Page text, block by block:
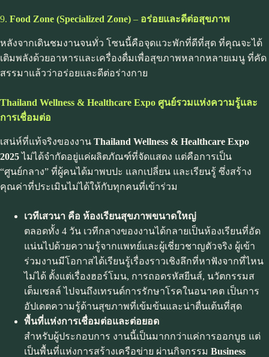
9. Food Zone (Specialized Zone) – อร่อยและดีต่อสุขภาพ
หลังจากเดินชมงานจนทั่ว โซนนี้คือจุดแวะพักที่ดีที่สุด ที่คุณจะได้
เติมพลังด้วยอาหารและเครื่องดื่มเพื่อสุขภาพหลากหลายเมนู ที่คัด
สรรมาแล้วว่าอร่อยและดีต่อร่างกาย
Thailand Wellness & Healthcare Expo ศูนย์รวมแห่งความรู้และ
การเชื่อมต่อ
เสน่ห์ที่แท้จริงของงาน Thailand Wellness & Healthcare Expo
2025ไม่ได้จำกัดอยู่แค่ผลิตภัณฑ์ที่จัดแสดง แต่คือการเป็น
“ศูนย์กลาง” ที่ผู้คนได้มาพบปะ แลกเปลี่ยน และเรียนรู้ ซึ่งสร้าง
คุณค่าที่ประเมินไม่ได้ให้กับทุกคนที่เข้าร่วม
เวทีเสวนา คือ ห้องเรียนสุขภาพขนาดใหญ่
ตลอดทั้ง 4 วัน เวทีกลางของงานได้กลายเป็นห้องเรียนที่อัด
แน่นไปด้วยความรู้จากแพทย์และผู้เชี่ยวชาญตัวจริง ผู้เข้า
ร่วมงานมีโอกาสได้เรียนรู้เรื่องราวเชิงลึกที่หาฟังจากที่ไหน
ไม่ได้ ตั้งแต่เรื่องฮอร์โมน, การถอดรหัสยีนส์, นวัตกรรมส
เต็มเซลล์ ไปจนถึงเทรนด์การรักษาโรคในอนาคต เป็นการ
อัปเดตความรู้ด้านสุขภาพที่เข้มข้นและน่าตื่นเต้นที่สุด
พื้นที่แห่งการเชื่อมต่อและต่อยอด
สำหรับผู้ประกอบการ งานนี้เป็นมากกว่าแค่การออกบูธ แต่
เป็นพื้นที่แห่งการสร้างเครือข่าย ผ่านกิจกรรม Business